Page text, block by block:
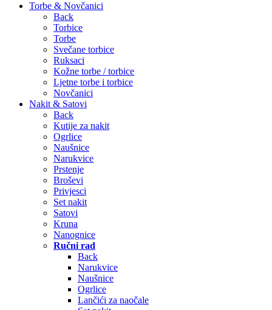
Torbe & Novčanici
Back
Torbice
Torbe
Svečane torbice
Ruksaci
Kožne torbe / torbice
Ljetne torbe i torbice
Novčanici
Nakit & Satovi
Back
Kutije za nakit
Ogrlice
Naušnice
Narukvice
Prstenje
Broševi
Privjesci
Set nakit
Satovi
Kruna
Nanognice
Ručni rad
Back
Narukvice
Naušnice
Ogrlice
Lančići za naočale